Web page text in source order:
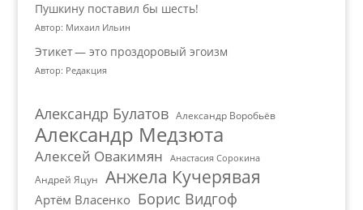
Пушкину поставил бы шесть!
Автор: Михаил Ильин
Этикет — это проздоровый эгоизм
Автор: Редакция
Александр Булатов Александр Воробьёв
Александр Медзюта
Алексей Овакимян Анастасия Сорокина
Андрей Яцун Анжела Кучерявая
Артём Власенко Борис Видгоф